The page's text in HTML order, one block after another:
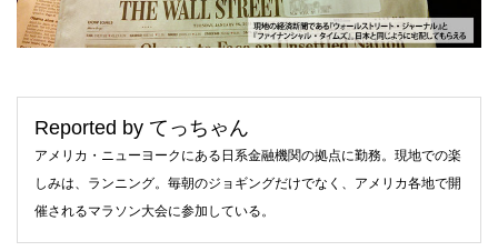
Reported by てっちゃん
アメリカ・ニューヨークにある日系金融機関の拠点に勤務。現地での楽
しみは、ランニング。毎朝のジョギングだけでなく、アメリカ各地で開
催されるマラソン大会に参加している。